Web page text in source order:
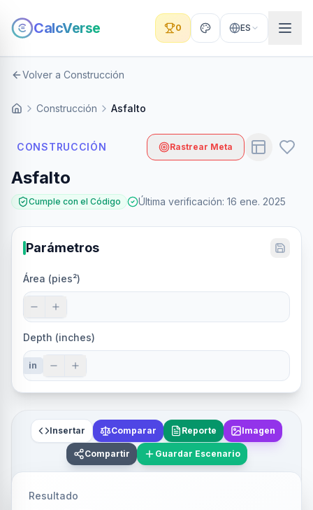
CalcVerse 0 ES
Volver a Construcción
Construcción Asfalto
CONSTRUCCIÓN Rastrear Meta
Asfalto
Cumple con el Código Última verificación: 16 ene. 2025
Parámetros
Área (pies²)
Depth (inches)
in
Insertar Comparar Reporte Imagen
Compartir Guardar Escenario
Resultado